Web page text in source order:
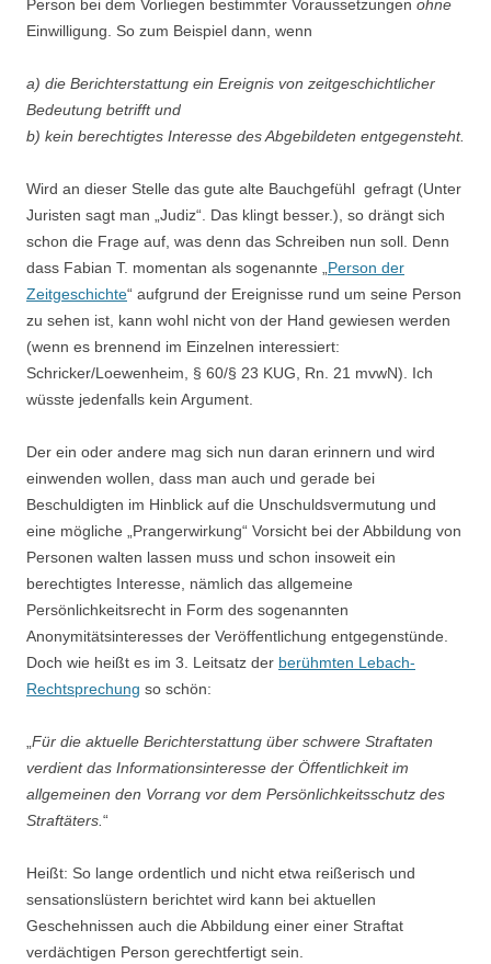
Person bei dem Vorliegen bestimmter Voraussetzungen ohne
Einwilligung. So zum Beispiel dann, wenn
a) die Berichterstattung ein Ereignis von zeitgeschichtlicher
Bedeutung betrifft und
b) kein berechtigtes Interesse des Abgebildeten entgegensteht.
Wird an dieser Stelle das gute alte Bauchgefühl gefragt (Unter
Juristen sagt man „Judiz“. Das klingt besser.), so drängt sich
schon die Frage auf, was denn das Schreiben nun soll. Denn
dass Fabian T. momentan als sogenannte „ Person der
Zeitgeschichte“ aufgrund der Ereignisse rund um seine Person
zu sehen ist, kann wohl nicht von der Hand gewiesen werden
(wenn es brennend im Einzelnen interessiert:
Schricker/Loewenheim, § 60/§ 23 KUG, Rn. 21 mvwN). Ich
wüsste jedenfalls kein Argument.
Der ein oder andere mag sich nun daran erinnern und wird
einwenden wollen, dass man auch und gerade bei
Beschuldigten im Hinblick auf die Unschuldsvermutung und
eine mögliche „Prangerwirkung“ Vorsicht bei der Abbildung von
Personen walten lassen muss und schon insoweit ein
berechtigtes Interesse, nämlich das allgemeine
Persönlichkeitsrecht in Form des sogenannten
Anonymitätsinteresses der Veröffentlichung entgegenstünde.
Doch wie heißt es im 3. Leitsatz der berühmten Lebach-
Rechtsprechung so schön:
Für die aktuelle Berichterstattung über schwere Straftaten
verdient das Informationsinteresse der Öffentlichkeit im
allgemeinen den Vorrang vor dem Persönlichkeitsschutz des
Straftäters. “
Heißt: So lange ordentlich und nicht etwa reißerisch und
sensationslüstern berichtet wird kann bei aktuellen
Geschehnissen auch die Abbildung einer einer Straftat
verdächtigen Person gerechtfertigt sein.